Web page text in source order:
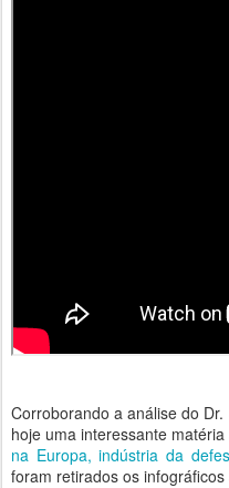
Corroborando a análise do
hoje uma interessante
na Europa, indústria da
foram retirados os infográficos